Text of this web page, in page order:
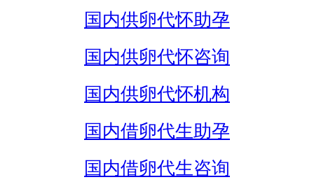
国内供卵代怀助孕
国内供卵代怀咨询
国内供卵代怀机构
国内借卵代生助孕
国内借卵代生咨询